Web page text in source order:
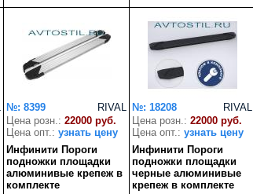
RIVAL
№: 8399
Цена розн.: 22000 руб.
Цена опт.: узнать цену
Инфинити Пороги
подножки площадки
алюминивые крепеж в
комплекте
RIVAL
№: 18208
Цена розн.: 22000 руб.
Цена опт.: узнать цену
Инфинити Пороги
подножки площадки
черные алюминивые
крепеж в комплекте